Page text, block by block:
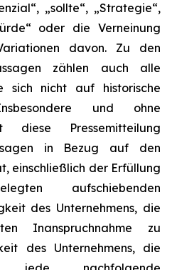
„sollte“, „Strategie“,
oder die Verneinung
davon. Zu den
zählen auch alle
sich nicht auf historische
und ohne
diese Pressemitteilung
in Bezug auf den
einschließlich der Erfüllung
aufschiebenden
des Unternehmens, die
Inanspruchnahme zu
des Unternehmens, die